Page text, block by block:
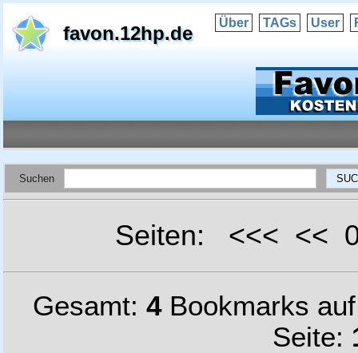
favon.12hp.de Über TAGs User
Suchen
Seiten: <<< <<
Gesamt: 4Bookmarks
Seite: